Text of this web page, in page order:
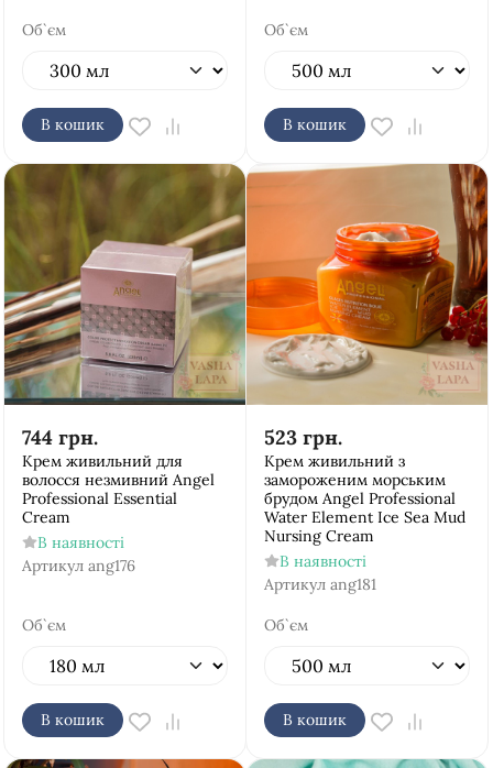
Об`єм
В кошик
Об`єм
В кошик
744 грн.
Крем живильний для
волосся незмивний Аngel
Рrofessional Essential
Cream
В наявності
Артикул ang176
Об`єм
В кошик
523 грн.
Крем живильний з
замороженим морським
брудом Аngel Рrofessional
Water Element Ice Sea Mud
Nursing Cream
В наявності
Артикул ang181
Об`єм
В кошик